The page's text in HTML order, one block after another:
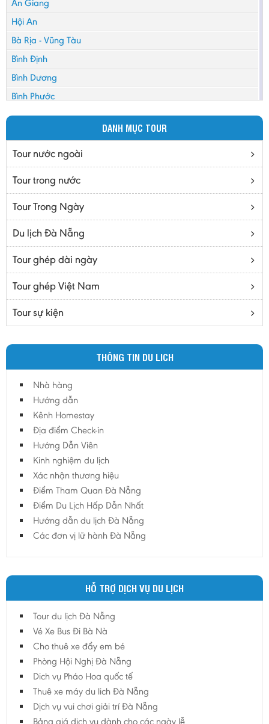
An Giang
Hội An
Bà Rịa - Vũng Tàu
Bình Định
Bình Dương
Bình Phước
Bình Thuận
Bắc Giang
Bắc Ninh
Bến Tre
Cà mau
Cao Bằng
Daknông
Đồng Nai
Đồng Tháp
Đắc Lắc
Hà Nam
Hà Tĩnh
Hà Tây
Hòa Bình
Hậu Giang
Hải Dương
Hải Phòng
Hưng Yên
Lào Cai
Lâm Đồng
Lai Châu
Lạng Sơn
Long An
Nam Định
Nghệ An
DANH MỤC TOUR
Tour nước ngoài
Tour trong nước
Tour Trong Ngày
Du lịch Đà Nẵng
Tour ghép dài ngày
Tour ghép Việt Nam
Tour sự kiện
THÔNG TIN DU LICH
Nhà hàng
Hướng dẫn
Kênh Homestay
Địa điểm Check-in
Hướng Dẫn Viên
Kinh nghiệm du lịch
Xác nhận thương hiệu
Điểm Tham Quan Đà Nẵng
Điểm Du Lịch Hấp Dẫn Nhất
Hướng dẫn du lịch Đà Nẵng
Các đơn vị lữ hành Đà Nẵng
HỖ TRỢ DỊCH VỤ DU LỊCH
Tour du lịch Đà Nẵng
Vé Xe Bus Đi Bà Nà
Cho thuê xe đẩy em bé
Phòng Hội Nghị Đà Nẵng
Dich vụ Pháo Hoa quốc tế
Thuê xe máy du lich Đà Nẵng
Dịch vụ vui chơi giải trí Đà Nẵng
Bảng giá dịch vụ dành cho các ngày lễ